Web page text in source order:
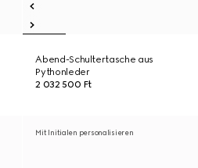
Abend-Schultertasche aus
Pythonleder
2 032 500 Ft
Mit Initialen personalisieren